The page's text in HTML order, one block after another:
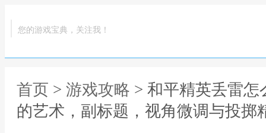
您的游戏宝典，关注我！
首页 > 游戏攻略 > 和平精英丢雷
的艺术，副标题，视角微调与投掷